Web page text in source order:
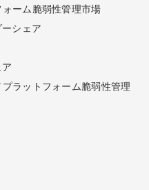
ーム脆弱性管理市場
シェア
ラットフォーム脆弱性管理